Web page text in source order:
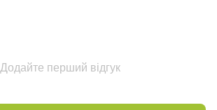
Додайте перший відгук